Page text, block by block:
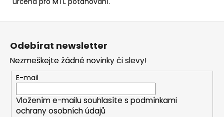
Z
Odebírat newsletter
Nezmeškejte žádné novinky či slevy!
E-mail
Vložením e-mailu souhlasíte s podmínkami
ochrany osobních údajů